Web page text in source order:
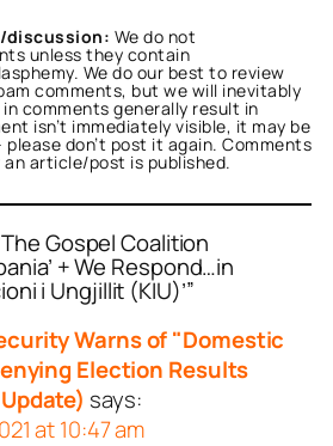
discussion: We do not
unless they contain
We do our best to review
comments, but we will inevitably
comments generally result in
isn’t immediately visible, it may be
don’t post it again. Comments
article/post is published.
Gospel Coalition
+ We Respond…in
i Ungjillit (KIU)’”
Warns of "Domestic
Election Results
says:
at 10:47 am